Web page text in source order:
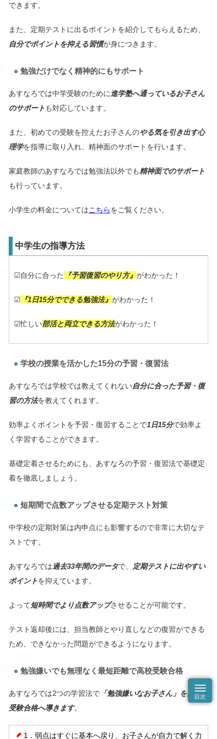
できます。
また、定期テストに出るポイントを紹介してもらえるため、
自分でポイントを抑える習慣が身につきます。
勉強だけでなく精神的にもサポート
あすなろでは中学受験のために 進学塾へ通っているお子さん
のサポート も対応しています。
また、初めての受験を控えたお子さんのやる気を引き出す心
理学を指導に取り入れ、精神面のサポートを行います。
家庭教師のあすなろでは勉強法以外でも精神面でのサポート
も行っています。
小学生の料金についてはこちら をご覧ください。
中学生の指導方法
☑自分に合った 『予習復習のやり方』 がわかった！
☑ 『1日15分でできる勉強法』 がわかった！
☑忙しい部活と両立できる方法がわかった！
学校の授業を活かした15分の予習・復習法
あすなろでは学校では教えてくれない自分に合った予習・復
習の方法を教えてくれます。
効率よくポイントを予習・復習することで1日15分で効率よ
く学習することができます。
基礎定着させるためにも、あすなろの予習・復習法で基礎定
着を徹底しましょう。
短期間で点数アップさせる定期テスト対策
中学校の定期対策は内申点にも影響するので非常に大切なテ
ストです。
あすなろでは過去33年間のデータで、
定期テストに出やすい
ポイント を抑えています。
よって 短時間でより点数アップさせることが可能です。
テスト返却後には、担当教師とやり直しなどの復習ができる
ため、できなかった問題ができるようになります。
勉強嫌いでも無理なく最短距離で高校受験合格
あすなろでは2つの学習法で「勉強嫌いなお子さん」を高校
受験合格へ導きます。
1．弱点はすぐに基本へ戻り、お子さんが自力で解く力